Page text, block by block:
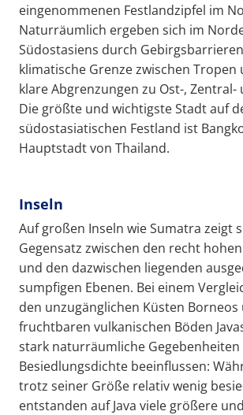
eingenommenen Festlandzipfel im
Naturräumlich ergeben sich im
Südostasiens durch
klimatische Grenze zwischen
klare Abgrenzungen zu Ost-, Zentral-
Die größte und wichtigste Stadt auf
südostasiatischen Festland ist
Hauptstadt von Thailand.
Inseln
Auf großen Inseln wie Sumatra zeigt
Gegensatz zwischen den recht
und den dazwischen liegenden
sumpfigen Ebenen. Bei einem
den unzugänglichen Küsten Borneos
fruchtbaren vulkanischen Böden
stark naturräumliche Gegebenheiten
Besiedlungsdichte beeinflussen:
trotz seiner Größe relativ wenig
entstanden auf Java viele größere